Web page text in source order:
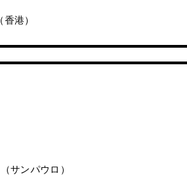
（香港）
（サンパウロ）